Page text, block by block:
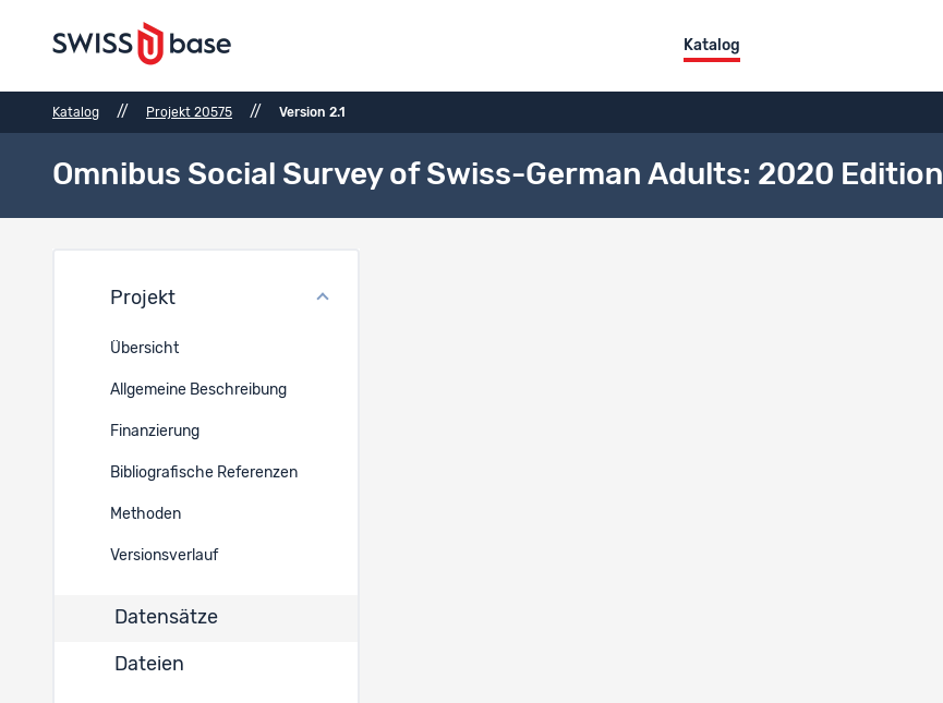
Katalog
Katalog // Projekt 20575 // Version 2.1
Omnibus Social Survey of Swiss-German Adults: 2020 Edition
Projekt
Übersicht
Allgemeine Beschreibung
Finanzierung
Bibliografische Referenzen
Methoden
Versionsverlauf
Datensätze
Dateien